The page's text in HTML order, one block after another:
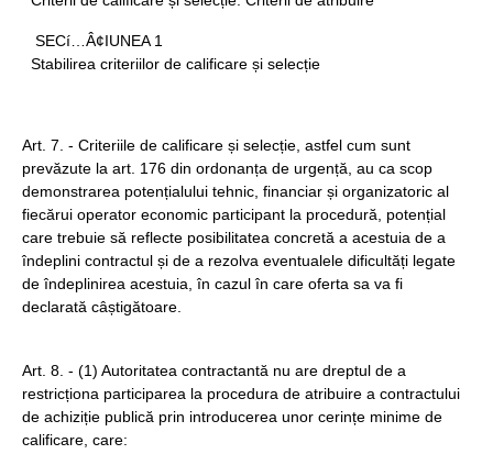
SECí…Â¢IUNEA 1
Stabilirea criteriilor de calificare și selecție
Art. 7. - Criteriile de calificare și selecție, astfel cum sunt
prevăzute la art. 176 din ordonanța de urgență, au ca scop
demonstrarea potențialului tehnic, financiar și organizatoric al
fiecărui operator economic participant la procedură, potențial
care trebuie să reflecte posibilitatea concretă a acestuia de a
îndeplini contractul și de a rezolva eventualele dificultăți legate
de îndeplinirea acestuia, în cazul în care oferta sa va fi
declarată câștigătoare.
Art. 8. - (1) Autoritatea contractantă nu are dreptul de a
restricționa participarea la procedura de atribuire a contractului
de achiziție publică prin introducerea unor cerințe minime de
calificare, care: